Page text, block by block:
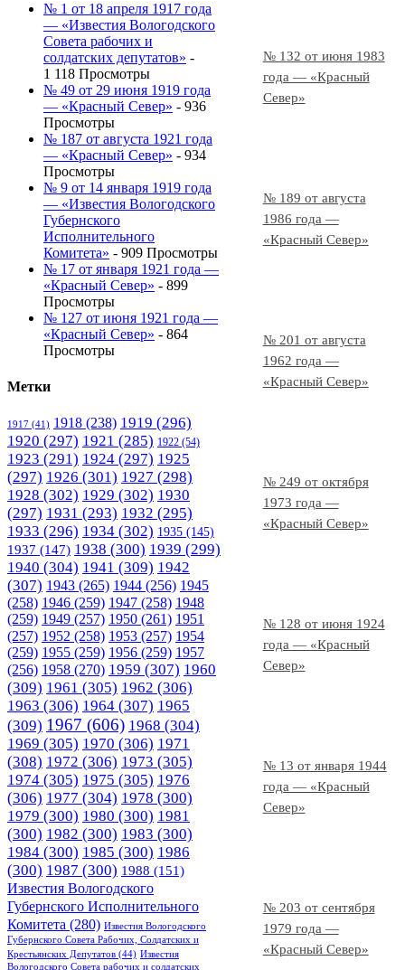
№ 132 от июня 1983
года — «Красный
Север»
№ 189 от августа
1986 года —
«Красный Север»
№ 201 от августа
1962 года —
«Красный Север»
№ 249 от октября
1973 года —
«Красный Север»
№ 128 от июня 1924
года — «Красный
Север»
№ 13 от января 1944
года — «Красный
Север»
№ 203 от сентября
1979 года —
«Красный Север»
№ 1 от 18 апреля 1917 года
— «Известия Вологодского
Совета рабочих и
солдатских депутатов» -
1 118 Просмотры
№ 49 от 29 июня 1919 года
— «Красный Север» - 936
Просмотры
№ 187 от августа 1921 года
— «Красный Север» - 934
Просмотры
№ 9 от 14 января 1919 года
— «Известия Вологодского
Губернского
Исполнительного
Комитета» - 909 Просмотры
№ 17 от января 1921 года —
«Красный Север» - 899
Просмотры
№ 127 от июня 1921 года —
«Красный Север» - 864
Просмотры
Метки
1917 (41) 1918 (238) 1919 (296)
1920 (297) 1921 (285) 1922 (54)
1923 (291) 1924 (297) 1925
(297) 1926 (301) 1927 (298)
1928 (302) 1929 (302) 1930
(297) 1931 (293) 1932 (295)
1933 (296) 1934 (302) 1935 (145)
1937 (147) 1938 (300) 1939 (299)
1940 (304) 1941 (309) 1942
(307) 1943 (265) 1944 (256) 1945
(258) 1946 (259) 1947 (258) 1948
(259) 1949 (257) 1950 (261) 1951
(257) 1952 (258) 1953 (257) 1954
(259) 1955 (259) 1956 (259) 1957
(256) 1958 (270) 1959 (307) 1960
(309) 1961 (305) 1962 (306)
1963 (306) 1964 (307) 1965
(309) 1967 (606) 1968 (304)
1969 (305) 1970 (306) 1971
(308) 1972 (306) 1973 (305)
1974 (305) 1975 (305) 1976
(306) 1977 (304) 1978 (300)
1979 (300) 1980 (300) 1981
(300) 1982 (300) 1983 (300)
1984 (300) 1985 (300) 1986
(300) 1987 (300) 1988 (151)
Известия Вологодского
Губернского Исполнительного
Комитета (280) Известия Вологодского
Губернского Совета Рабочих, Солдатских и
Крестьянских Депутатов (44) Известия
Вологодского Совета рабочих и солдатских